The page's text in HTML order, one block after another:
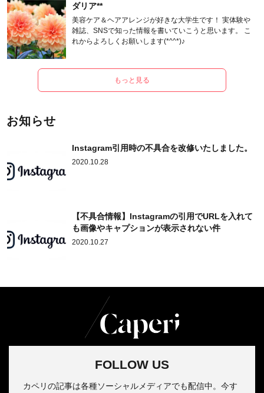
ダリア**
美容ケア＆ヘアアレンジが好きな大学生です！ 実体験や
雑誌、SNSで知った情報を書いていこうと思います。 こ
れからよろしくお願いします(*^^*)♪
もっと見る
お知らせ
Instagram引用時の不具合を改修いたしました。
2020.10.28
【不具合情報】Instagramの引用でURLを入れて
も画像やキャプションが表示されない件
2020.10.27
FOLLOW US
カペリの記事は各種ソーシャルメディアでも配信中。今す